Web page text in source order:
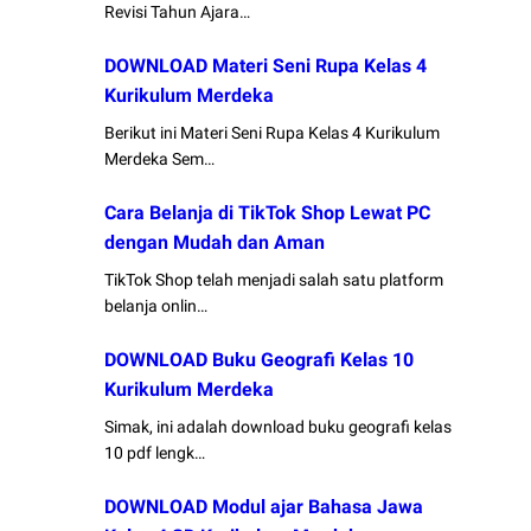
Revisi Tahun Ajara…
DOWNLOAD Materi Seni Rupa Kelas 4
Kurikulum Merdeka
Berikut ini Materi Seni Rupa Kelas 4 Kurikulum
Merdeka Sem…
Cara Belanja di TikTok Shop Lewat PC
dengan Mudah dan Aman
TikTok Shop telah menjadi salah satu platform
belanja onlin…
DOWNLOAD Buku Geografi Kelas 10
Kurikulum Merdeka
Simak, ini adalah download buku geografi kelas
10 pdf lengk…
DOWNLOAD Modul ajar Bahasa Jawa